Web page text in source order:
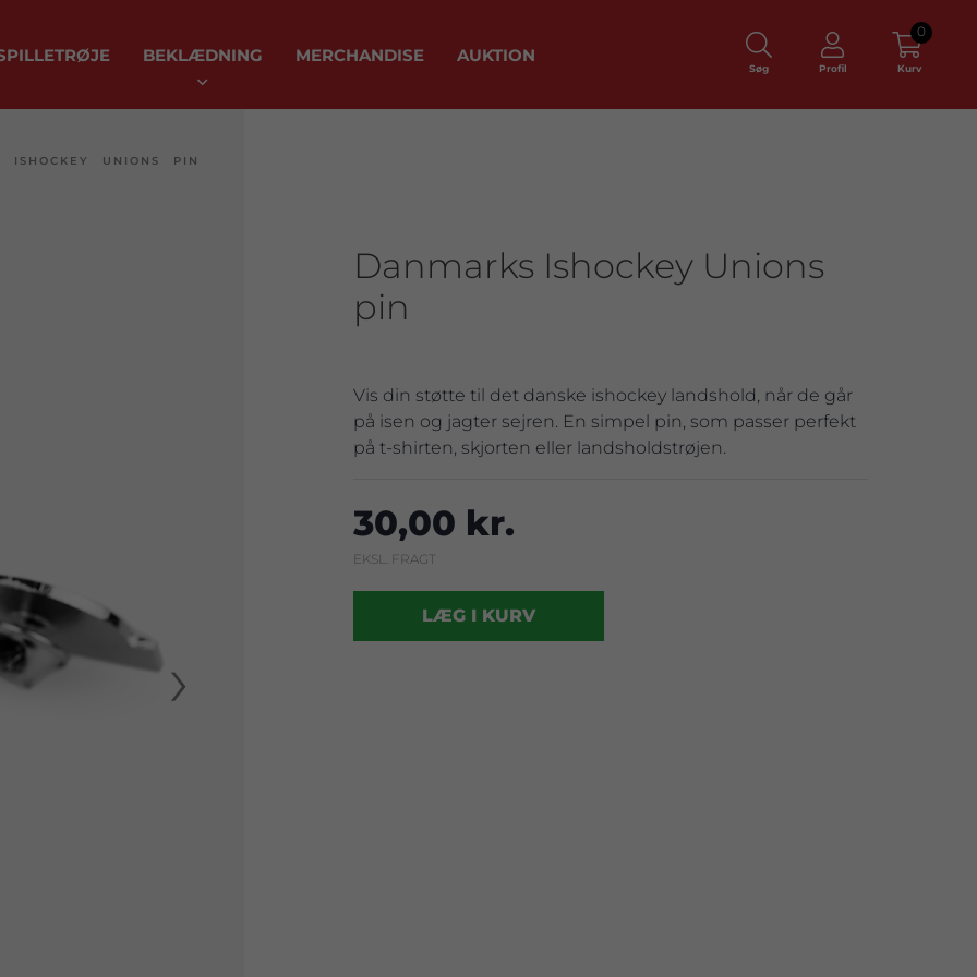
BEKLÆDNING MERCHANDISE AUKTION
Søg Profil Kurv
0
ISHOCKEY UNIONS PIN
›
Danmarks Ishockey Unions
pin
Vis din støtte til det danske ishockey landshold, når de går
på isen og jagter sejren. En simpel pin, som passer perfekt
på t-shirten, skjorten eller landsholdstrøjen.
30,00 kr.
EKSL. FRAGT
LÆG I KURV